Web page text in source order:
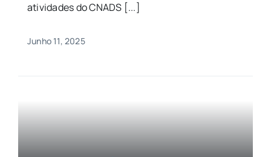
atividades do CNADS [...]
Junho 11, 2025